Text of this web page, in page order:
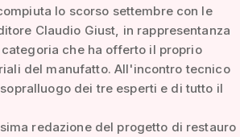
lo scorso settembre con le
Claudio Giust, in rappresentanza
che ha offerto il proprio
del manufatto. All'incontro tecnico
dei tre esperti e di tutto il
redazione del progetto di restauro